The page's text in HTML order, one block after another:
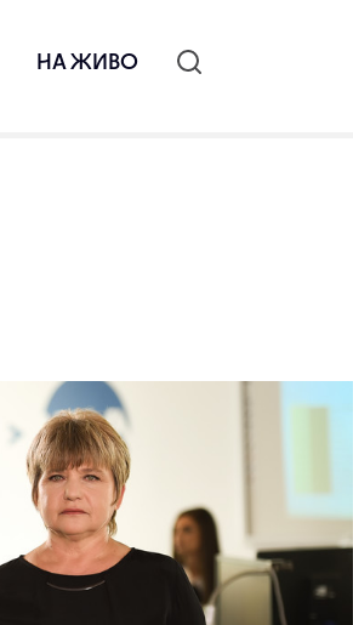
НА ЖИВО